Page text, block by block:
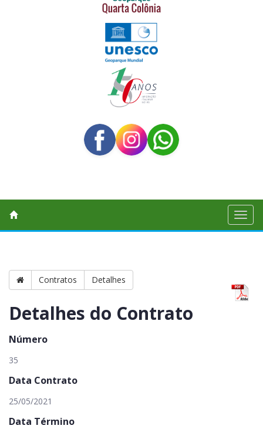
Toggle
Contratos Detalhes
Detalhes do Contrato
Número
35
Data Contrato
25/05/2021
Data Término